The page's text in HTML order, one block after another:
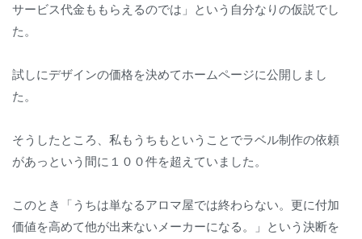
サービス代金ももらえるのでは」という自分なりの仮説でし
た。
試しにデザインの価格を決めてホームページに公開しまし
た。
そうしたところ、私もうちもということでラベル制作の依頼
があっという間に１００件を超えていました。
このとき「うちは単なるアロマ屋では終わらない。更に付加
価値を高めて他が出来ないメーカーになる。」という決断を